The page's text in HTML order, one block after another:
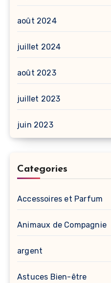
août 2024
juillet 2024
août 2023
juillet 2023
juin 2023
Categories
Accessoires et Parfum
Animaux de Compagnie
argent
Astuces Bien-être